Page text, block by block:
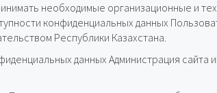
необходимые организационные и
конфиденциальных данных
Республики Казахстана.
данных Администрация